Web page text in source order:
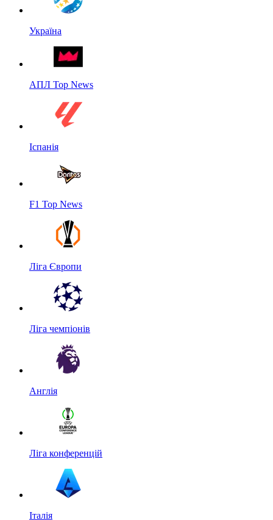
Україна
АПЛ Top News
Іспанія
F1 Top News
Ліга Європи
Ліга чемпіонів
Англія
Ліга конференцій
Італія